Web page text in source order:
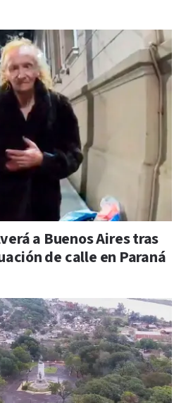
a Buenos Aires tras
de calle en Paraná